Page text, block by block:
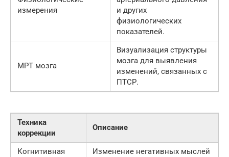
измерения
и других
физиологических
показателей.
МРТ мозга
Визуализация структуры
мозга для выявления
изменений, связанных с
ПТСР.
Техника
коррекции
Описание
Когнитивная
Изменение негативных мыслей